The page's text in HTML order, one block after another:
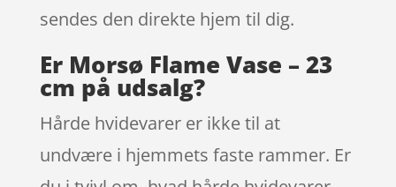
sendes den direkte hjem til dig.
Er Morsø Flame Vase – 23
cm på udsalg?
Hårde hvidevarer er ikke til at
undvære i hjemmets faste rammer. Er